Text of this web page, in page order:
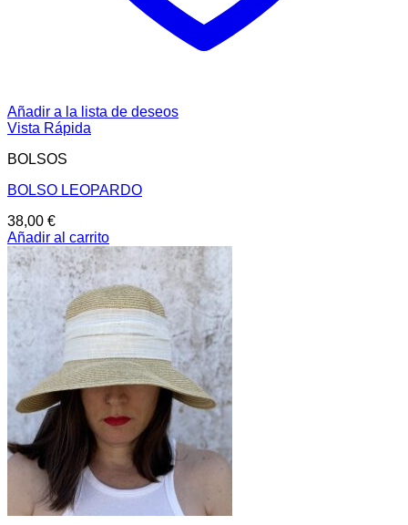
Añadir a la lista de deseos
Vista Rápida
BOLSOS
BOLSO LEOPARDO
38,00 €
Añadir al carrito